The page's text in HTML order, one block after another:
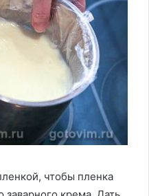
чтобы пленка